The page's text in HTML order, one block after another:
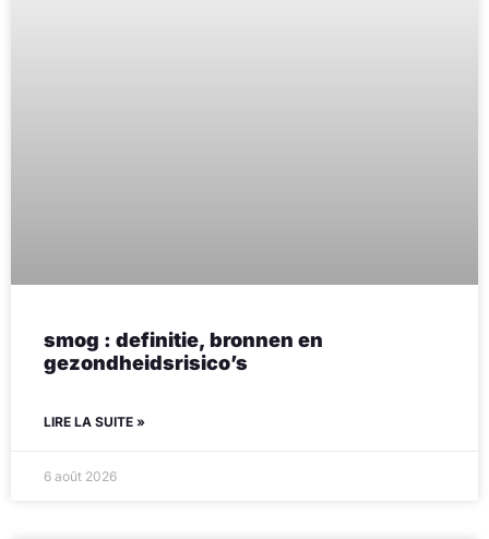
smog : definitie, bronnen en
gezondheidsrisico’s
LIRE LA SUITE »
6 août 2026